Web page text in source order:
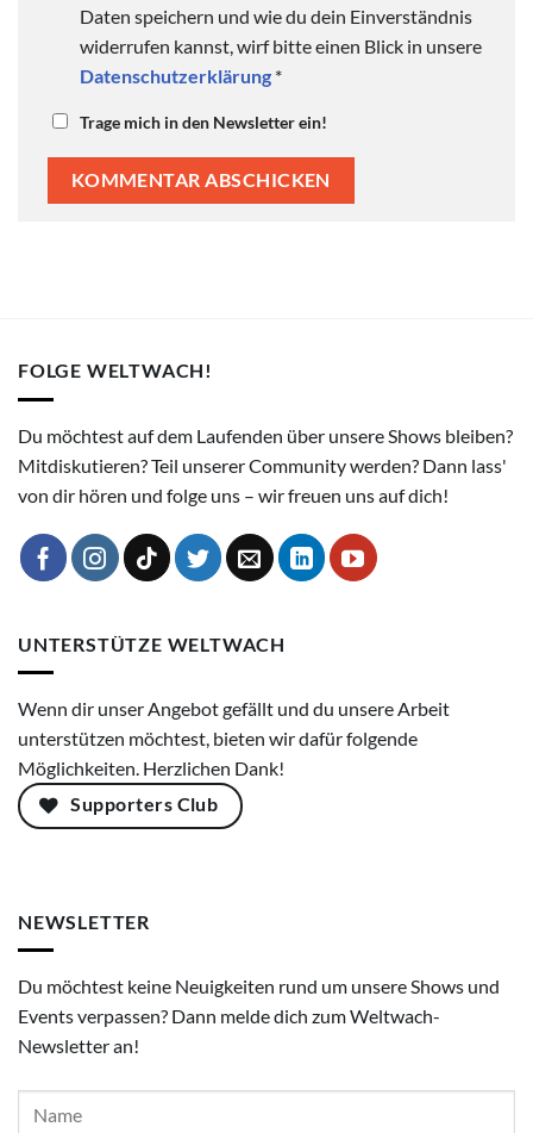
Daten speichern und wie du dein Einverständnis
widerrufen kannst, wirf bitte einen Blick in unsere
Datenschutzerklärung *
Trage mich in den Newsletter ein!
FOLGE WELTWACH!
Du möchtest auf dem Laufenden über unsere Shows bleiben?
Mitdiskutieren? Teil unserer Community werden? Dann lass'
von dir hören und folge uns – wir freuen uns auf dich!
UNTERSTÜTZE WELTWACH
Wenn dir unser Angebot gefällt und du unsere Arbeit
unterstützen möchtest, bieten wir dafür folgende
Möglichkeiten. Herzlichen Dank!
Supporters Club
NEWSLETTER
Du möchtest keine Neuigkeiten rund um unsere Shows und
Events verpassen? Dann melde dich zum Weltwach-
Newsletter an!